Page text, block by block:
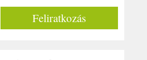
Feliratkozás